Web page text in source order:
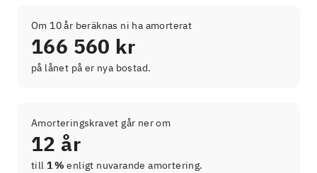
Om 10 år beräknas ni ha amorterat
166 560 kr
på lånet på er nya bostad.
Amorteringskravet går ner om
12 år
till 1 % enligt nuvarande amortering.